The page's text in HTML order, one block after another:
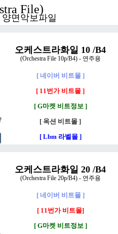
File)
면악보파일
오케스트라화일 10 /B4
(Orchestra File 10p/B4) - 연주용
[ 네이버 비트몰 ]
[ 11번가 비트몰 ]
[ G마켓 비트정보 ]
[ 옥션 비트몰 ]
[ Lbm 라벨몰 ]
오케스트라화일 20 /B4
(Orchestra File 20p/B4) - 연주용
[ 네이버 비트몰 ]
[ 11번가 비트몰]
[ G마켓 비트정보 ]